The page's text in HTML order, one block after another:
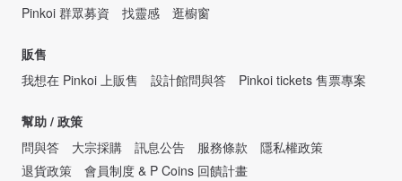
Pinkoi 群眾募資
找靈感 逛櫥窗
販售
我想在 Pinkoi 上販售
設計館問與答 Pinkoi tickets 售票專案
幫助 / 政策
問與答
大宗採購 訊息公告 服務條款
隱私權政策
退貨政策
會員制度 & P Coins 回饋計畫